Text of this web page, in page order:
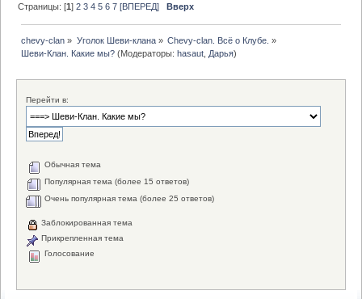
Страницы: [1]2 3 4 5 6 7 [ВПЕРЕД] Вверх
chevy-clan » Уголок Шеви-клана» Chevy-clan. Всё о Клубе. »
Шеви-Клан. Какие мы? (Модераторы:hasaut Дарья)
Перейти в:
Обычная тема
Популярная тема (более 15 ответов)
Очень популярная тема (более 25 ответов)
Заблокированная тема
Прикрепленная тема
Голосование